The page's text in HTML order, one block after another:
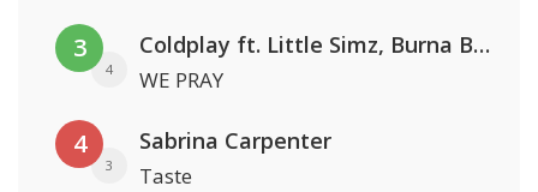
3
4
Coldplay ft. Little Simz, Burna Boy, Elyanna & Tini
WE PRAY
4
3
Sabrina Carpenter
Taste